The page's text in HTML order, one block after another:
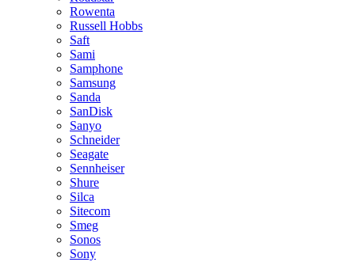
Rowenta
Russell Hobbs
Saft
Sami
Samphone
Samsung
Sanda
SanDisk
Sanyo
Schneider
Seagate
Sennheiser
Shure
Silca
Sitecom
Smeg
Sonos
Sony